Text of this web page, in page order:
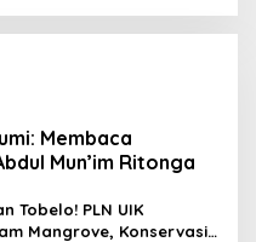
Membaca
Mun’im Ritonga
Tobelo! PLN UIK
Mangrove, Konservasi